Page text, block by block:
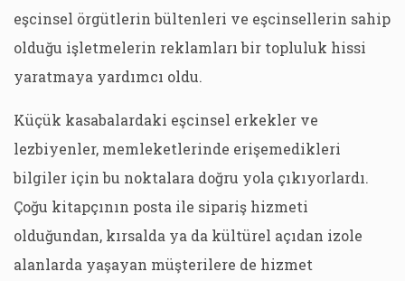
eşcinsel örgütlerin bültenleri ve eşcinsellerin sahip
olduğu işletmelerin reklamları bir topluluk hissi
yaratmaya yardımcı oldu.
Küçük kasabalardaki eşcinsel erkekler ve
lezbiyenler, memleketlerinde erişemedikleri
bilgiler için bu noktalara doğru yola çıkıyorlardı.
Çoğu kitapçının posta ile sipariş hizmeti
olduğundan, kırsalda ya da kültürel açıdan izole
alanlarda yaşayan müşterilere de hizmet